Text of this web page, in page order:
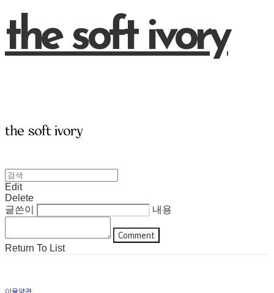
the soft ivory
Edit
Delete
글쓴이
내용
Comment
Return To List
이용약관